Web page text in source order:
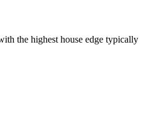
the highest house edge typically